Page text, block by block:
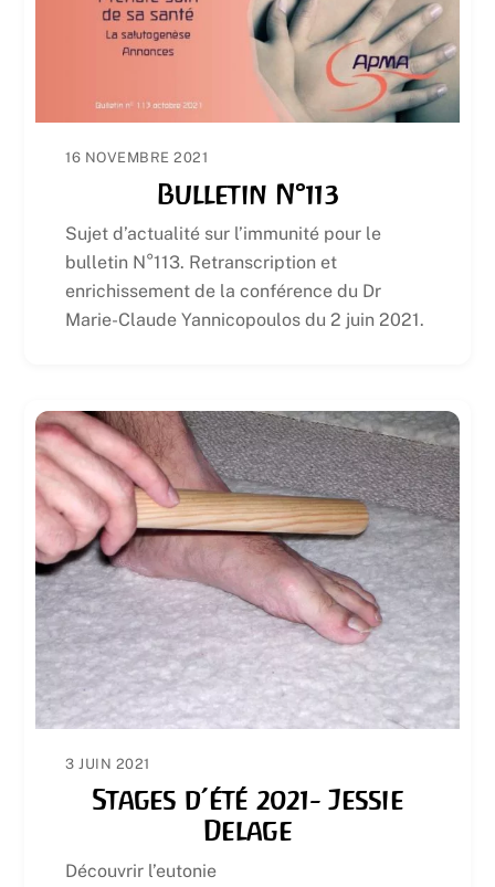
16 NOVEMBRE 2021
Bulletin N°113
Sujet d’actualité sur l’immunité pour le
bulletin N°113. Retranscription et
enrichissement de la conférence du Dr
Marie-Claude Yannicopoulos du 2 juin 2021.
3 JUIN 2021
Stages d’été 2021- Jessie
Delage
Découvrir l’eutonie